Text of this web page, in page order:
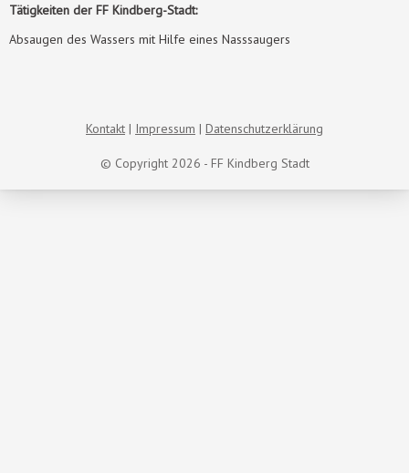
Tätigkeiten der FF Kindberg-Stadt:
Absaugen des Wassers mit Hilfe eines Nasssaugers
© Copyright 2026 - FF Kindberg Stadt
Kontakt Impressum Datenschutzerklärung